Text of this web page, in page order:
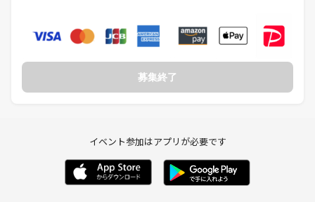
A.そのレベルでしたら、「中級会」をお勧めしてます👍
中級会では、麻雀の流れから点数計算まで出来る方をつけております！
Q.時間をかけて考えたいのですが大丈夫ですか？
・本会での「ナンパ行為」や「勧誘行為」厳禁でお願いいたします。当
日見かけた際はそれなりの措置を講じます。
募集終了
イベント参加はアプリが必要です